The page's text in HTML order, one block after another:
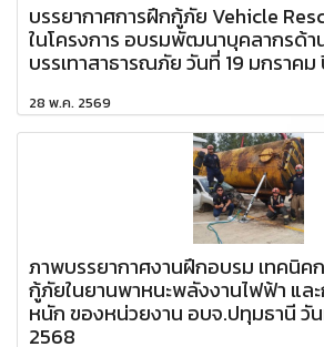
บรรยากาศการฝึกกู้ภัย Vehicle
ในโครงการ อบรมพัฒนาบุคลากรด้า
บรรเทาสาธารณภัย วันที่ 19 มกราค
28 พ.ค. 2569
ภาพบรรยากาศงานฝึกอบรม เทคนิค
กู้ภัยในยานพาหนะพลังงานไฟฟ้า แล
หนัก ของหน่วยงาน อบจ.ปทุมธานี วั
2568